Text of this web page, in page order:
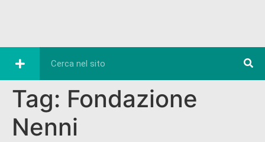
Tag: Fondazione
Nenni